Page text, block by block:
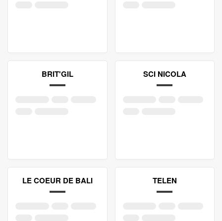
BRIT'GIL SCI NICOLA
LE COEUR DE BALI TELEN